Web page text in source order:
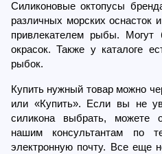
Силиконовые октопусы
различных морских оснасток
привлекателем рыбы. Могут
окрасок. Также у каталоге
рыбок.
Купить нужный товар можно
или «Купить». Если вы не
силикона выбрать, можете
нашим консультантам по
электронную почту. Все еще